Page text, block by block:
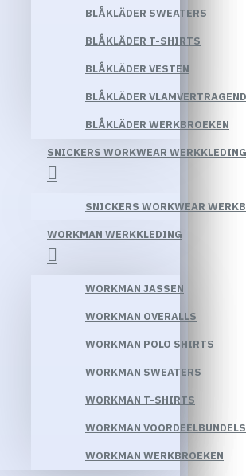
BLÅKLÄDER SWEATERS
BLÅKLÄDER T-SHIRTS
BLÅKLÄDER VESTEN
BLÅKLÄDER
BLÅKLÄDER WERKBROEKEN
SNICKERS WORKWEAR WERKKLEDING
SNICKERS WORKWEAR
WORKMAN WERKKLEDING
WORKMAN JASSEN
WORKMAN OVERALLS
WORKMAN POLO SHIRTS
WORKMAN SWEATERS
WORKMAN T-SHIRTS
WORKMAN VOORDEELBUNDELS
WORKMAN WERKBROEKEN